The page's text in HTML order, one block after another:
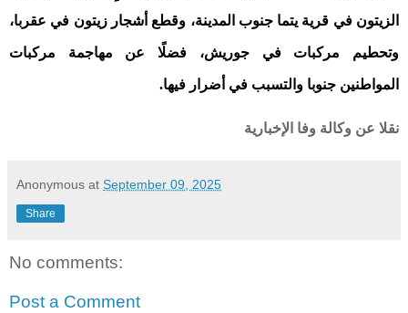
الزيتون في قرية يتما جنوب المدينة، وقطع أشجار زيتون في عقربا،
وتحطيم مركبات في جوريش، فضلًا عن مهاجمة مركبات
المواطنين جنوبا والتسبب في أضرار فيها.
نقلا عن وكالة وفا الإخبارية
Anonymous at September 09, 2025
Share
No comments:
Post a Comment